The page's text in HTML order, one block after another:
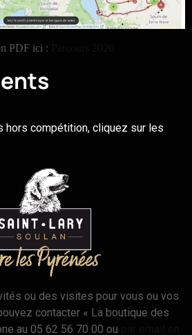
PDF ici :
hors compétition, cliquez sur les
ou des visites pour vous ou vos
contacter « La boutique des
au 05 62 56 70 00 ou